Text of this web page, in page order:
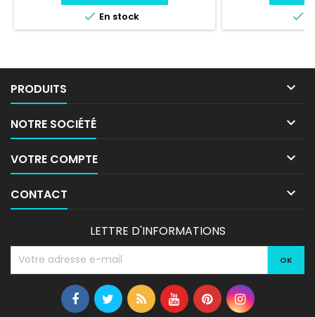
 En stock 
PRODUITS 
NOTRE SOCIÉTÉ 
VOTRE COMPTE 
CONTACT 
LETTRE D'INFORMATIONS